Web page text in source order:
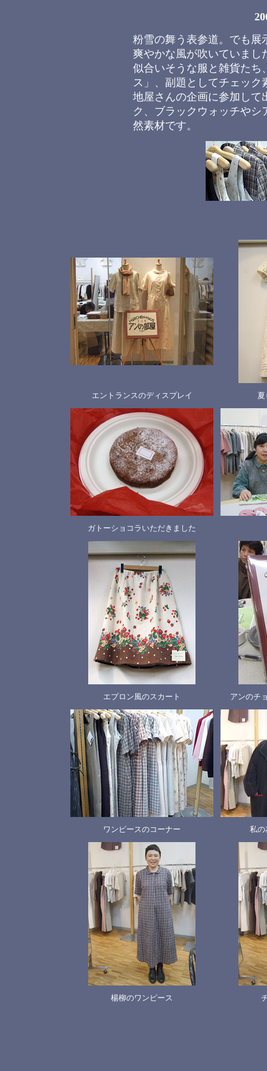
粉雪の舞う表参道。でも展
爽やかな風が吹いていまし
似合いそうな服と雑貨たち
ス」、副題としてチェック
地屋さんの企画に参加して
ク、ブラックウォッチや
然素材です。
エントランスのディスプレイ
ガトーショコラいただきました
エプロン風のスカート アンのチ
ワンピースのコーナー 私の
楊柳のワンピース